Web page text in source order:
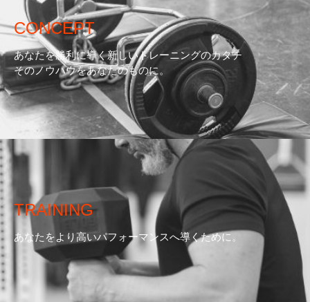
CONCEPT
あなたを勝利に導く新しいトレーニングのカタチ
そのノウハウをあなたのものに。
TRAINING
あなたをより高いパフォーマンスへ導くために。